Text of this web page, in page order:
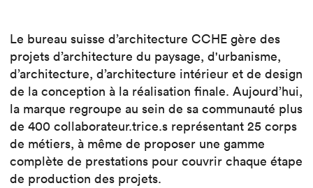
Le bureau suisse d’architecture CCHE gère des
projets d’architecture du paysage, d'urbanisme,
d’architecture, d’architecture intérieur et de design
de la conception à la réalisation finale. Aujourd’hui,
la marque regroupe au sein de sa communauté plus
de 400 collaborateur.trice.s représentant 25 corps
de métiers, à même de proposer une gamme
complète de prestations pour couvrir chaque étape
de production des projets.